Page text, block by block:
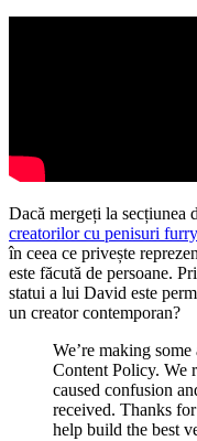
Dacă mergeți la secțiunea
creatorilor cu penisuri furry
în ceea ce privește
este făcută de persoane.
statui a lui David este
un creator contemporan?
We’re making
Content Policy. We
caused confusion
received. Thanks
help build the best